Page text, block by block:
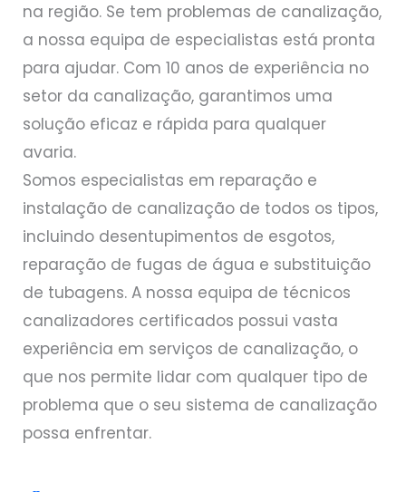
na região. Se tem problemas de canalização,
a nossa equipa de especialistas está pronta
para ajudar. Com 10 anos de experiência no
setor da canalização, garantimos uma
solução eficaz e rápida para qualquer
avaria.
Somos especialistas em reparação e
instalação de canalização de todos os tipos,
incluindo desentupimentos de esgotos,
reparação de fugas de água e substituição
de tubagens. A nossa equipa de técnicos
canalizadores certificados possui vasta
experiência em serviços de canalização, o
que nos permite lidar com qualquer tipo de
problema que o seu sistema de canalização
possa enfrentar.